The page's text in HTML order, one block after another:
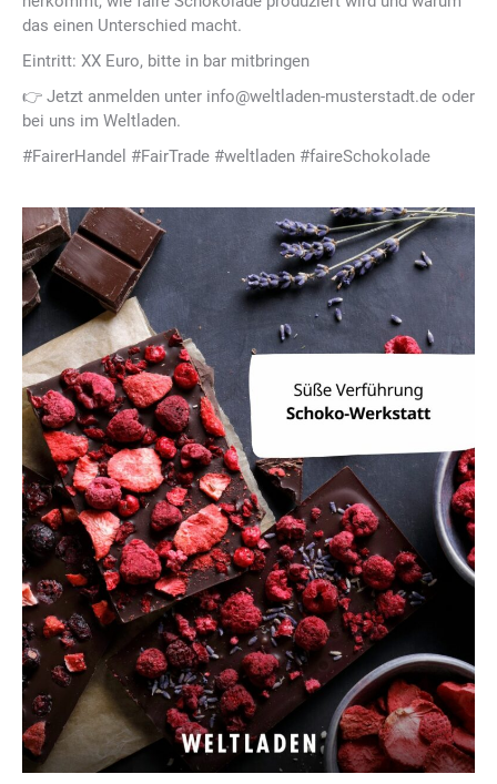
das einen Unterschied macht.
Eintritt: XX Euro, bitte in bar mitbringen
👉 Jetzt anmelden unter info@weltladen-musterstadt.de oder
bei uns im Weltladen.
#FairerHandel #FairTrade #weltladen #faireSchokolade